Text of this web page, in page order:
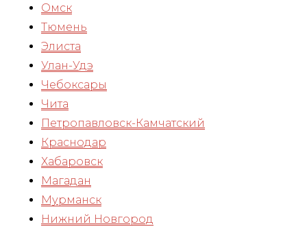
Омск
Тюмень
Элиста
Улан-Удэ
Чебоксары
Чита
Петропавловск-Камчатский
Краснодар
Хабаровск
Магадан
Мурманск
Нижний Новгород